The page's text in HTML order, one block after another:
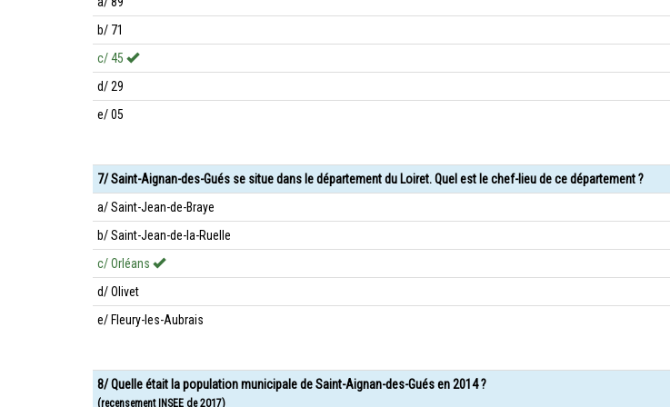
b/ 71
c/ 45
d/ 29
e/ 05
7/ Saint-Aignan-des-Gués se situe dans le département du Loiret. Quel est le chef-lieu de ce département ?
a/ Saint-Jean-de-Braye
b/ Saint-Jean-de-la-Ruelle
c/ Orléans
d/ Olivet
e/ Fleury-les-Aubrais
8/ Quelle était la population municipale de Saint-Aignan-des-Gués en 2014 ?
(recensement INSEE de 2017)